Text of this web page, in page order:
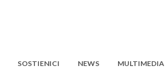
SOSTIENICI NEWS MULTIMEDIA